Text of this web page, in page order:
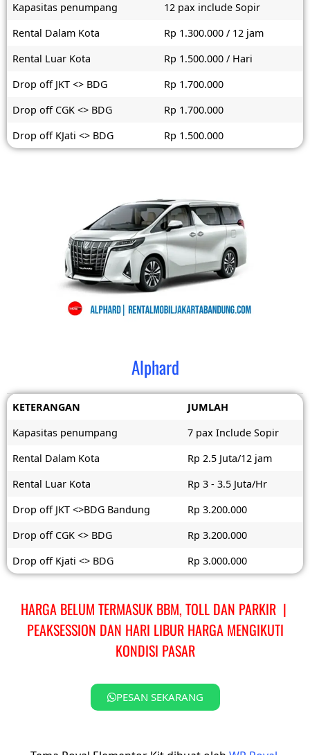
Kapasitas penumpang
12 pax include Sopir
Rental Dalam Kota
Rp 1.300.000 / 12 jam
Rental Luar Kota
Rp 1.500.000 / Hari
Drop off JKT <> BDG
Rp 1.700.000
Drop off CGK <> BDG
Rp 1.700.000
Drop off KJati <> BDG
Rp 1.500.000
Alphard
KETERANGAN
JUMLAH
Kapasitas penumpang
7 pax Include Sopir
Rental Dalam Kota
Rp 2.5 Juta/12 jam
Rental Luar Kota
Rp 3 - 3.5 Juta/Hr
Drop off JKT <>BDG Bandung
Rp 3.200.000
Drop off CGK <> BDG
Rp 3.200.000
Drop off Kjati <> BDG
Rp 3.000.000
HARGA BELUM TERMASUK BBM, TOLL DAN PARKIR |
PEAKSESSION DAN HARI LIBUR HARGA MENGIKUTI
KONDISI PASAR
PESAN SEKARANG